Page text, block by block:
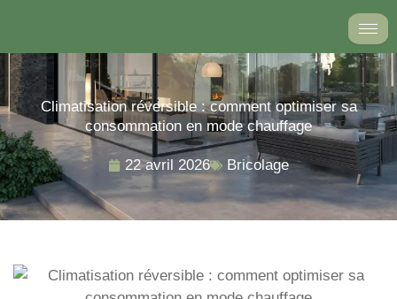
contenu
Climatisation réversible : comment optimiser sa
consommation en mode chauffage
22 avril 2026 Bricolage